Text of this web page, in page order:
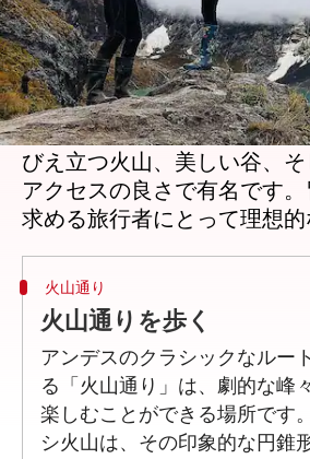
どんな話なの
エクアドルのアンデス山脈
最も魅力的なアルパイン・
提供しています。この壮大
びえ立つ火山、美しい谷、
アクセスの良さで有名です
火山通り
火山通りを歩く
アンデスのクラシックなルー
る「火山通り」は、劇的な峰
楽しむことができる場所です
シ火山は、その印象的な円錐